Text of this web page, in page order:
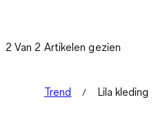
2 Van 2 Artikelen gezien
Trend Lila kleding